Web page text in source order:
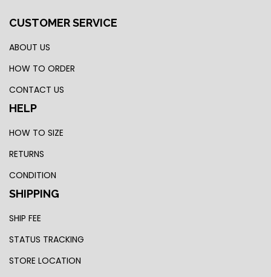
CUSTOMER SERVICE
ABOUT US
HOW TO ORDER
CONTACT US
HELP
HOW TO SIZE
RETURNS
CONDITION
SHIPPING
SHIP FEE
STATUS TRACKING
STORE LOCATION